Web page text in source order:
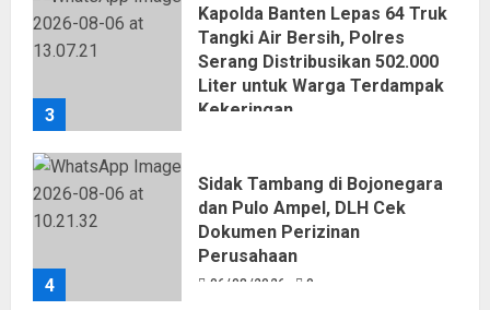
3
Kapolda Banten Lepas 64 Truk
Tangki Air Bersih, Polres
Serang Distribusikan 502.000
Liter untuk Warga Terdampak
Kekeringan
4
Sidak Tambang di Bojonegara
dan Pulo Ampel, DLH Cek
Dokumen Perizinan
Perusahaan
06/08/2026 0